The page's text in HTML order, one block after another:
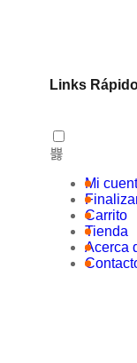
Links
Mi
Carrito
Tienda
Acerca